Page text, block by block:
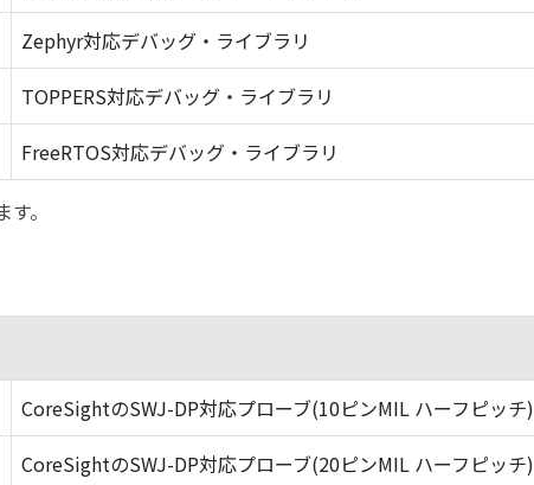
Zephyr対応デバッグ・ライブラリ
TOPPERS対応デバッグ・ライブラリ
FreeRTOS対応デバッグ・ライブラリ
。
CoreSightのSWJ-DP対応プローブ(10ピンMIL ハーフピッチ)
CoreSightのSWJ-DP対応プローブ(20ピンMIL ハーフピッチ)